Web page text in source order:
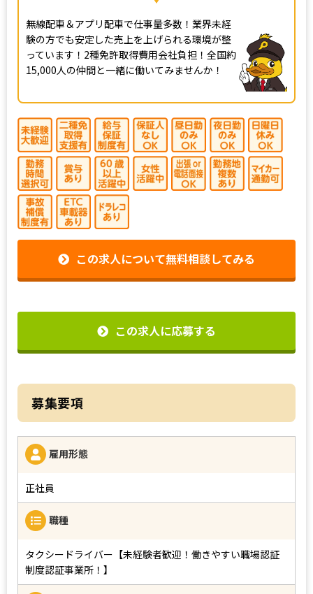
無線配車＆アプリ配車で仕事量多数！業界未経
験の方でも安定した売上を上げられる環境が整
っています！2種免許取得費用会社負担！全国約
15,000人の仲間と一緒に働いてみませんか！
この求人について無料相談してみる
この求人に応募する
募集要項
雇用形態
正社員
職種
タクシードライバー【未経験者歓迎！働きやすい職場認証
制度認証事業所！】